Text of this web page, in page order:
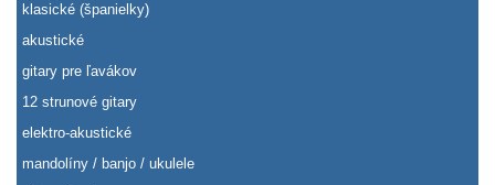
klasické (španielky)
akustické
gitary pre ľavákov
12 strunové gitary
elektro-akustické
mandolíny / banjo / ukulele